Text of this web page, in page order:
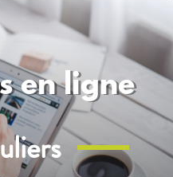
en ligne